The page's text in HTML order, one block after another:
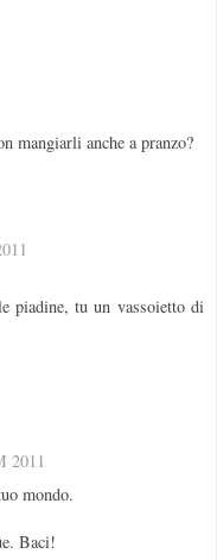
mangiarli anche a pranzo?
piadine, tu un vassoietto di
2011
mondo.
Baci!